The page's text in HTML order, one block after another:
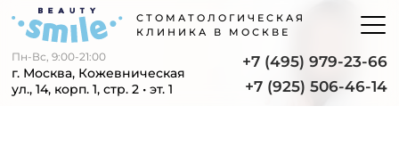
СТОМАТОЛОГИЧЕСКАЯ
КЛИНИКА В МОСКВЕ
Пн-Вс, 9:00-21:00
г. Москва, Кожевническая
ул., 14, корп. 1, стр. 2 • эт. 1
+7 (495) 979-23-66
+7 (925) 506-46-14